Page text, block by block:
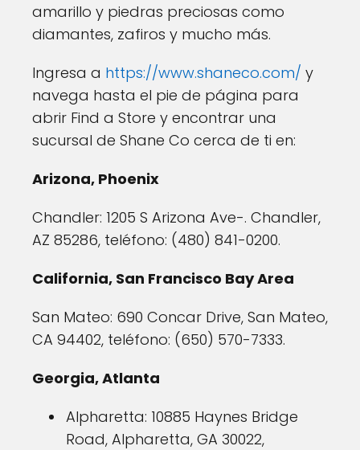
amarillo y piedras preciosas como
diamantes, zafiros y mucho más.
Ingresa a https://www.shaneco.com/ y
navega hasta el pie de página para
abrir Find a Store y encontrar una
sucursal de Shane Co cerca de ti en:
Arizona, Phoenix
Chandler: 1205 S Arizona Ave-. Chandler,
AZ 85286, teléfono: (480) 841-0200.
California, San Francisco Bay Area
San Mateo: 690 Concar Drive, San Mateo,
CA 94402, teléfono: (650) 570-7333.
Georgia, Atlanta
Alpharetta: 10885 Haynes Bridge
Road, Alpharetta, GA 30022,